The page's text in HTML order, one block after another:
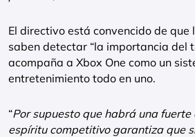
El directivo está convencido de que
saben detectar “la importancia del
acompaña a Xbox One como un
entretenimiento todo en uno.
“Por supuesto que habrá una fuerte
espíritu competitivo garantiza que